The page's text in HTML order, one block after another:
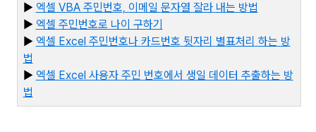
▶ 엑셀 VBA 주민번호, 이메일 문자열 잘라 내는 방법
▶ 엑셀 주민번호로 나이 구하기
▶ 엑셀 Excel 주민번호나 카드번호 뒷자리 별표처리 하는 방
법
▶ 엑셀 Excel 사용자 주민 번호에서 생일 데이터 추출하는 방
법